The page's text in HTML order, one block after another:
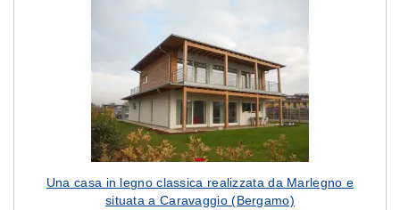
Una casa in legno classica realizzata da Marlegno e
situata a Caravaggio (Bergamo)